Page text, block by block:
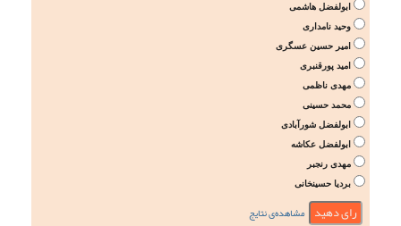
ابولفضل هاشمی
وحید نامداری
امیر حسین عسگری
امید پورقنبری
مهدی ناظمی
محمد حسینی
ابولفضل شورآبادی
ابولفضل عکاشه
مهدی رنجبر
بردیا حسینخانی
مشاهده‌ی نتایج